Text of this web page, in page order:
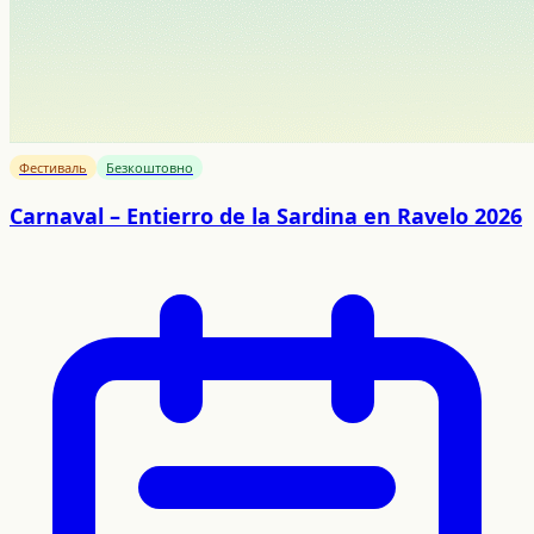
Фестиваль Безкоштовно
Carnaval – Entierro de la Sardina en Ravelo 2026